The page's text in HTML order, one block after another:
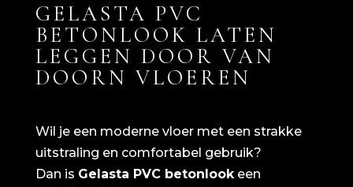
GELASTA PVC
BETONLOOK LATEN
LEGGEN DOOR VAN
DOORN VLOEREN
Wil je een moderne vloer met een strakke
uitstraling en comfortabel gebruik?
Dan is Gelasta PVC betonlookeen